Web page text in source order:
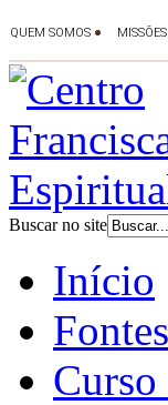
Buscar no site
Início
Fontes
Curso